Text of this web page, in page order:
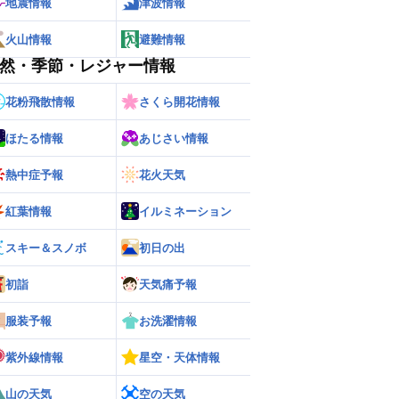
地震情報 津波情報
火山情報 避難情報
・季節・レジャー情報
花粉飛散情報 さくら開花情報
ほたる情報 あじさい情報
熱中症予報 花火天気
紅葉情報 イルミネーション
スキー＆スノボ 初日の出
初詣 天気痛予報
服装予報 お洗濯情報
紫外線情報 星空・天体情報
山の天気 空の天気